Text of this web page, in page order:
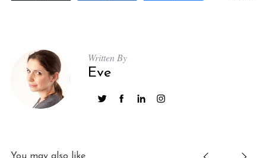
Written By
Eve
r
h
f
o